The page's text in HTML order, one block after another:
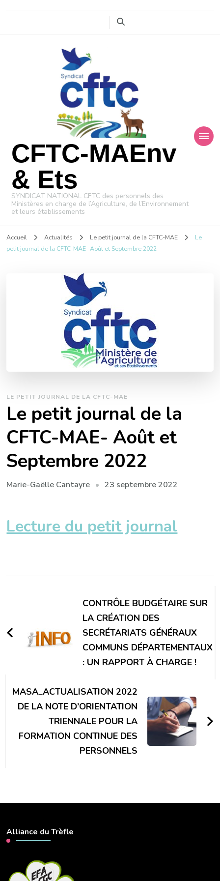
CFTC-MAEnv
& Ets
SYNDICAT NATIONAL CFTC des personnels des
Ministères en charge de l’Agriculture, de l’Environnement
et leurs établissements
Accueil Actualités Le petit journal de la CFTC-MAE
Le
petit journal de la CFTC-MAE- Août et Septembre 2022
LE PETIT JOURNAL DE LA CFTC-MAE
Le petit journal de la
CFTC-MAE- Août et
Septembre 2022
Marie-Gaëlle Cantayre 23 septembre 2022
Lecture du petit journal
CONTRÔLE BUDGÉTAIRE SUR
LA CRÉATION DES
SECRÉTARIATS GÉNÉRAUX
COMMUNS DÉPARTEMENTAUX
: UN RAPPORT À CHARGE !
MASA_ACTUALISATION 2022
DE LA NOTE D’ORIENTATION
TRIENNALE POUR LA
FORMATION CONTINUE DES
PERSONNELS
Alliance du Trèfle